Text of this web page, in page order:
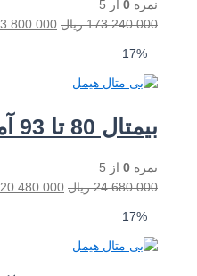
از 5
ریال 143.800.000 ریال
80 تا 93 آمپر هیمل
از 5
ریال 20.480.000 ریال